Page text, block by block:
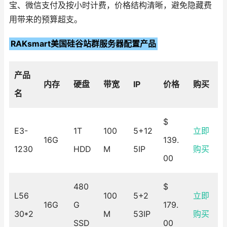
宝、微信支付及按小时计费，价格结构清晰，避免隐藏费
用带来的预算超支。
RAKsmart美国硅谷站群服务器配置产品
产品
名
内存 硬盘 带宽 IP 价格 购买
E3-
1230
16G
1T
HDD
100
M
5+12
5IP
$
139.
00
立即
购买
L56
30*2
16G
480
G
SSD
100
M
5+2
53IP
$
179.
00
立即
购买